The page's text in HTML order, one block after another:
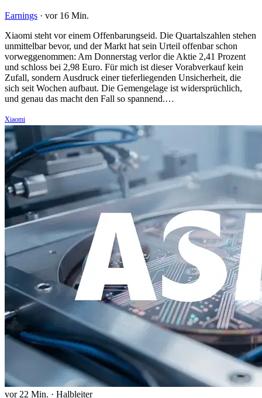
Earnings · vor 16 Min.
Xiaomi steht vor einem Offenbarungseid. Die Quartalszahlen stehen
unmittelbar bevor, und der Markt hat sein Urteil offenbar schon
vorweggenommen: Am Donnerstag verlor die Aktie 2,41 Prozent
und schloss bei 2,98 Euro. Für mich ist dieser Vorabverkauf kein
Zufall, sondern Ausdruck einer tieferliegenden Unsicherheit, die
sich seit Wochen aufbaut. Die Gemengelage ist widersprüchlich,
und genau das macht den Fall so spannend.…
Xiaomi
vor 22 Min. · Halbleiter